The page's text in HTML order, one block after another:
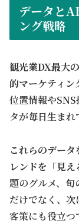
データと
ング戦略
観光業DX最大
的マーケティン
位置情報や
タが毎日生まれ
これらのデー
レンドを「見え
題のグルメ、旬
だけでなく、
客策にも役立つ